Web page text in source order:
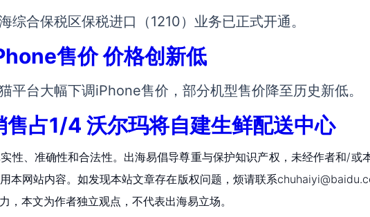
综合保税区保税进口（1210）业务已正式开通。
售价 价格创新低
平台大幅下调iPhone售价，部分机型售价降至历史新低。
售占1/4 沃尔玛将自建生鲜配送中心
性、准确性和合法性。出海易倡导尊重与保护知识产权，未经作者和/或
本网站内容。如发现本站文章存在版权问题，烦请联系
本文为作者独立观点，不代表出海易立场。